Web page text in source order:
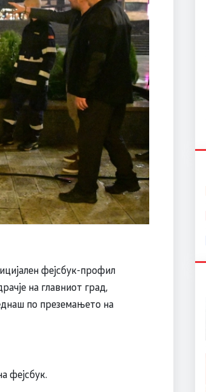
фејсбук-профил
на главниот град,
по преземањето на
фејсбук.